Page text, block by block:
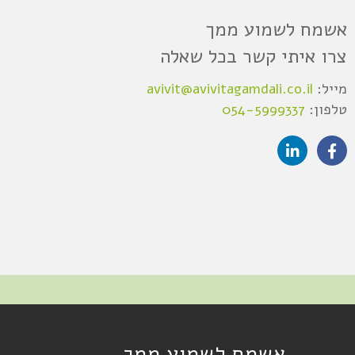
אשמח לשמוע ממך
צרו איתי קשר בכל שאלה
מייל: avivit@avivitagamdali.co.il
טלפון: 054-5999337